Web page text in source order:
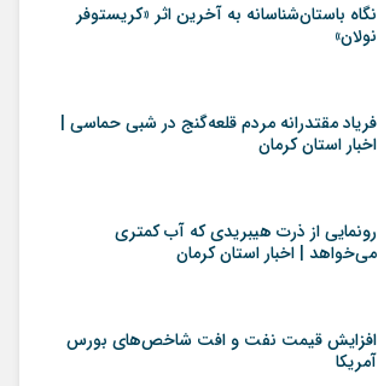
نگاه باستان‌شناسانه به آخرین اثر «کریستوفر
نولان»
فریاد مقتدرانه مردم قلعه‌گنج در شبی حماسی |
اخبار استان کرمان
رونمایی از ذرت هیبریدی که آب کمتری
می‌خواهد | اخبار استان کرمان
افزایش قیمت نفت و افت شاخص‌های بورس
آمریکا